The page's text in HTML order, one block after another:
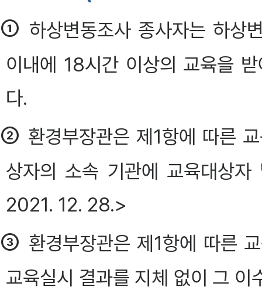
① 하상변동조사 종사자는 하상
이내에 18시간 이상의 교육을
다.
② 환경부장관은 제1항에 따른
상자의 소속 기관에 교육대상
2021. 12. 28.>
③ 환경부장관은 제1항에 따른
교육실시 결과를 지체 없이 그